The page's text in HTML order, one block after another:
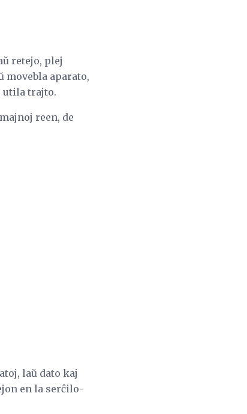
retejo, plej
movebla aparato,
utila trajto.
reen, de
laŭ dato kaj
en la serĉilo-